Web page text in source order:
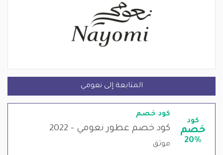
المتابعة إلى نعومي
كود
خصم
20%
كود خصم
كود خصم عطور نعومي - 2022
موثق